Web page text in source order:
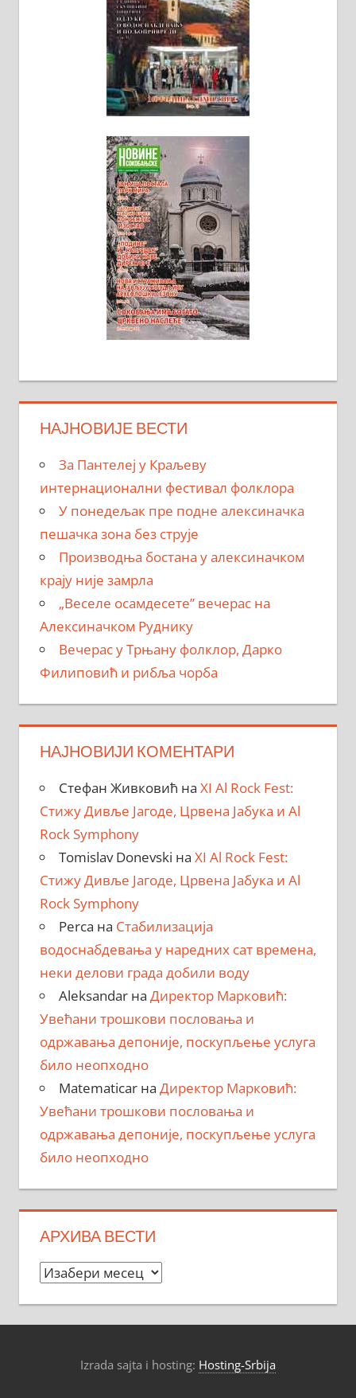
НАЈНОВИЈЕ ВЕСТИ
За Пантелеј у Краљеву
интернационални фестивал фолклора
У понедељак пре подне алексиначка
пешачка зона без струје
Производња бостана у алексиначком
крају није замрла
„Веселе осамдесете” вечерас на
Алексиначком Руднику
Вечерас у Трњану фолклор, Дарко
Филиповић и рибља чорба
НАЈНОВИЈИ КОМЕНТАРИ
Стефан Живковић на XI Al Rock Fest:
Стижу Дивље Јагоде, Црвена Јабука и Al
Rock Symphony
Tomislav Donevski на XI Al Rock Fest:
Стижу Дивље Јагоде, Црвена Јабука и Al
Rock Symphony
Perca на Стабилизација
водоснабдевања у наредних сат времена,
неки делови града добили воду
Aleksandarна Директор Марковић:
Увећани трошкови пословања и
одржавања депоније, поскупљење услуга
било неопходно
Matematicarна Директор Марковић:
Увећани трошкови пословања и
одржавања депоније, поскупљење услуга
било неопходно
АРХИВА ВЕСТИ
Архива
Izrada sajta i hosting: Hosting-Srbija